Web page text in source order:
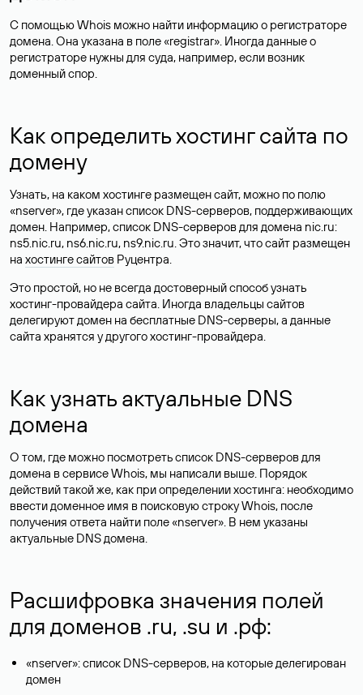
С помощью Whois можно найти информацию о регистраторе
домена. Она указана в поле «registrar». Иногда данные о
регистраторе нужны для суда, например, если возник
доменный спор.
Как определить хостинг сайта по
домену
Узнать, на каком хостинге размещен сайт, можно по полю
«nserver», где указан список DNS-серверов, поддерживающих
домен. Например, список DNS-серверов для домена nic.ru:
ns5.nic.ru, ns6.nic.ru, ns9.nic.ru. Это значит, что сайт размещен
на хостинге сайтов Руцентра.
Это простой, но не всегда достоверный способ узнать
хостинг-провайдера сайта. Иногда владельцы сайтов
делегируют домен на бесплатные DNS-серверы, а данные
сайта хранятся у другого хостинг-провайдера.
Как узнать актуальные DNS
домена
О том, где можно посмотреть список DNS-серверов для
домена в сервисе Whois, мы написали выше. Порядок
действий такой же, как при определении хостинга: необходимо
ввести доменное имя в поисковую строку Whois, после
получения ответа найти поле «nserver». В нем указаны
актуальные DNS домена.
Расшифровка значения полей
для доменов .ru, .su и .рф:
«nserver»: список DNS-серверов, на которые делегирован
домен